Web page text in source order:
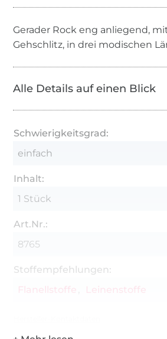
Gerader Rock eng anliegend,
Gehschlitz, in drei modischen
Alle Details auf einen Blick
Schwierigkeitsgrad:
einfach
Inhalt:
1 Stück
Art.Nr.:
8765
Stoffempfehlungen:
Flanellstoffe
Leinenstoffe